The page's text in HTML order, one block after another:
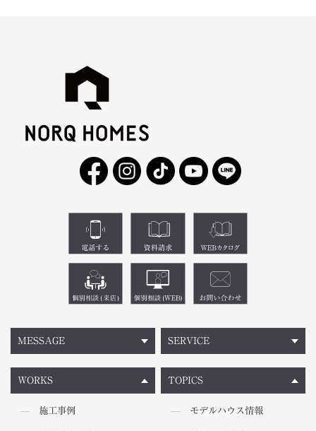
MESSAGE
WORKS
施工事例
TOPICS
モデルハウス情報
SERVICE